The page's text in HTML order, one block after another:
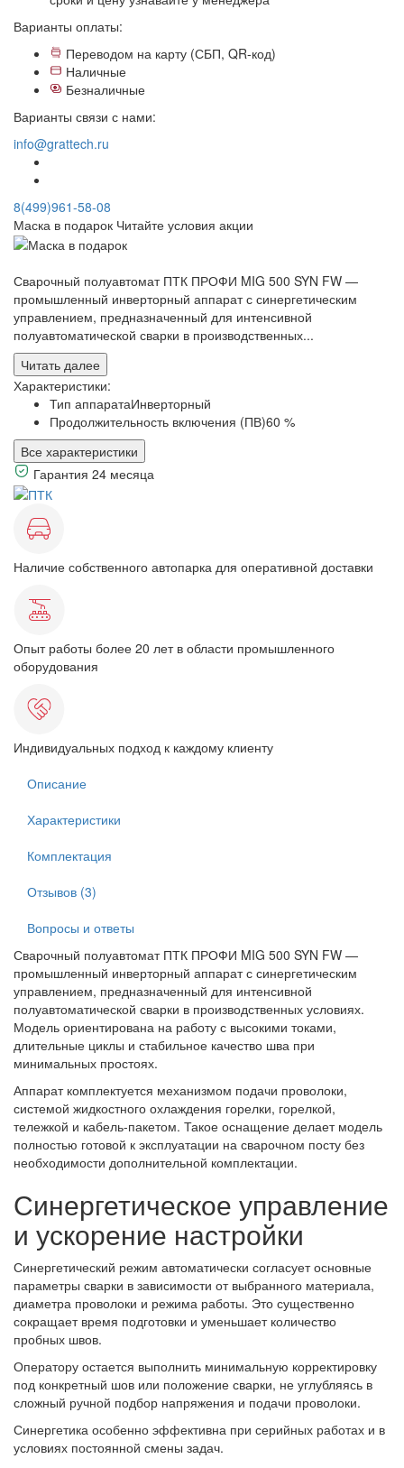
Варианты оплаты:
Переводом на карту (СБП, QR-код)
Наличные
Безналичные
Варианты связи с нами:
info@grattech.ru
8(499)961-58-08
Маска в подарок Читайте условия акции
Сварочный полуавтомат ПТК ПРОФИ MIG 500 SYN FW —
промышленный инверторный аппарат с синергетическим
управлением, предназначенный для интенсивной
полуавтоматической сварки в производственных...
Читать далее
Характеристики:
Тип аппаратаИнверторный
Продолжительность включения (ПВ)60 %
Все характеристики
Гарантия 24 месяца
Наличие собственного автопарка для оперативной доставки
Опыт работы более 20 лет в области промышленного
оборудования
Индивидуальных подход к каждому клиенту
Описание
Характеристики
Комплектация
Отзывов (3)
Вопросы и ответы
Сварочный полуавтомат ПТК ПРОФИ MIG 500 SYN FW —
промышленный инверторный аппарат с синергетическим
управлением, предназначенный для интенсивной
полуавтоматической сварки в производственных условиях.
Модель ориентирована на работу с высокими токами,
длительные циклы и стабильное качество шва при
минимальных простоях.
Аппарат комплектуется механизмом подачи проволоки,
системой жидкостного охлаждения горелки, горелкой,
тележкой и кабель-пакетом. Такое оснащение делает модель
полностью готовой к эксплуатации на сварочном посту без
необходимости дополнительной комплектации.
Синергетическое управление
и ускорение настройки
Синергетический режим автоматически согласует основные
параметры сварки в зависимости от выбранного материала,
диаметра проволоки и режима работы. Это существенно
сокращает время подготовки и уменьшает количество
пробных швов.
Оператору остается выполнить минимальную корректировку
под конкретный шов или положение сварки, не углубляясь в
сложный ручной подбор напряжения и подачи проволоки.
Синергетика особенно эффективна при серийных работах и в
условиях постоянной смены задач.